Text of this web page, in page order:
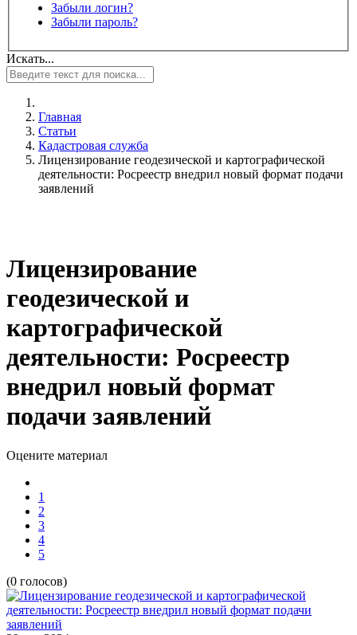
Забыли логин?
Забыли пароль?
Искать...
Главная
Статьи
Кадастровая служба
Лицензирование геодезической и картографической
деятельности: Росреестр внедрил новый формат подачи
заявлений
Лицензирование
геодезической и
картографической
деятельности: Росреестр
внедрил новый формат
подачи заявлений
Оцените материал
1
2
3
4
5
(0 голосов)